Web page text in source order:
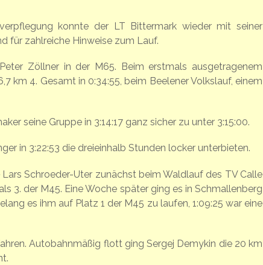
konnte der LT Bittermark wieder mit seiner
für zahlreiche Hinweise zum Lauf.
Zöllner in der M65. Beim erstmals ausgetragenem
km 4. Gesamt in 0:34:55, beim Beelener Volkslauf, einem
seine Gruppe in 3:14:17 ganz sicher zu unter 3:15:00.
in 3:22:53 die dreieinhalb Stunden locker unterbieten.
Schroeder-Uter zunächst beim Waldlauf des TV Calle
3. der M45. Eine Woche später ging es in Schmallenberg
es ihm auf Platz 1 der M45 zu laufen, 1:09:25 war eine
Autobahnmäßig flott ging Sergej Demykin die 20 km